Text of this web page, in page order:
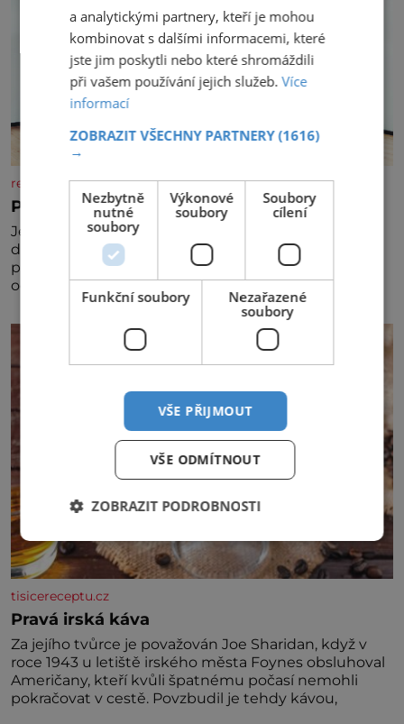
rezidenceonline.cz
Prostor, který roste s dítětem
Je to svět, který se vyvíjí a proměňuje od prvních
dětských krůčků až po dospívání. Správně navržený
pokoj podporuje bezpečí, kreativitu, soustředění i
odpočinek a reaguje na každou etapu života a
specifické potřeby dítěte. Pro nejmenší je klíčová
jednoduchost, měkkost a bezpečí, proto by pokoj
miminka měl působit především klidně a útulně.
tisicereceptu.cz
Pravá irská káva
Za jejího tvůrce je považován Joe Sharidan, když v
roce 1943 u letiště irského města Foynes obsluhoval
Američany, kteří kvůli špatnému počasí nemohli
pokračovat v cestě. Povzbudil je tehdy kávou,
a analytickými partnery, kteří je mohou
kombinovat s dalšími informacemi, které
jste jim poskytli nebo které shromáždili
při vašem používání jejich služeb.Více
informací
ZOBRAZIT VŠECHNY PARTNERY(1616)
→
Nezbytně
nutné
soubory
Výkonové
soubory
Soubory
cílení
Funkční soubory
Nezařazené
soubory
VŠE PŘIJMOUT
VŠE ODMÍTNOUT
ZOBRAZIT PODROBNOSTI